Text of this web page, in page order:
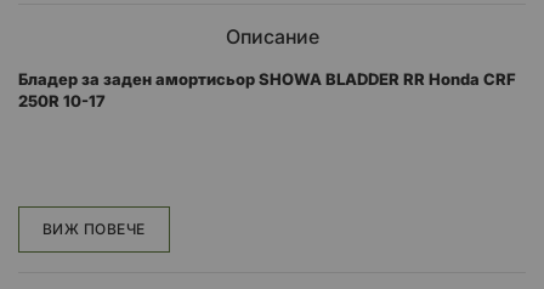
Описание
Бладер за заден амортисьор SHOWA BLADDER RR Honda CRF
250R 10-17
ВИЖ ПОВЕЧЕ